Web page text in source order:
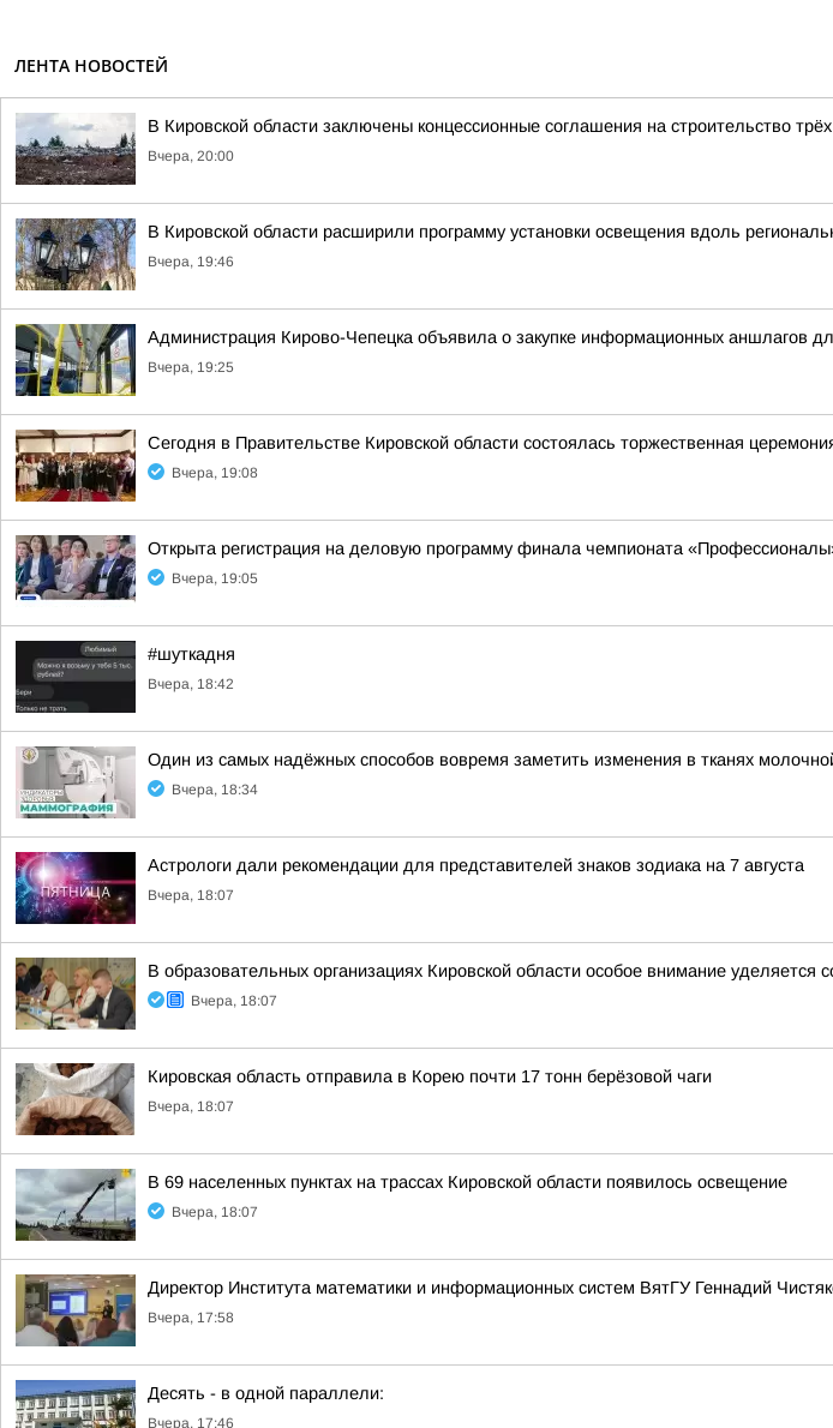
ЛЕНТА НОВОСТЕЙ
В Кировской области заключены концессионные соглашения на строительство
Вчера, 20:00
В Кировской области расширили программу установки освещения вдоль
Вчера, 19:46
Администрация Кирово-Чепецка объявила о закупке информационных аншлагов
Вчера, 19:25
Сегодня в Правительстве Кировской области состоялась торжественная
Вчера, 19:08
Открыта регистрация на деловую программу финала чемпионата
Вчера, 19:05
#шуткадня
Вчера, 18:42
Один из самых надёжных способов вовремя заметить изменения в тканях
Вчера, 18:34
Астрологи дали рекомендации для представителей знаков зодиака на 7 августа
Вчера, 18:07
В образовательных организациях Кировской области особое внимание уделяется
Вчера, 18:07
Кировская область отправила в Корею почти 17 тонн берёзовой чаги
Вчера, 18:07
В 69 населенных пунктах на трассах Кировской области появилось освещение
Вчера, 18:07
Директор Института математики и информационных систем ВятГУ Геннадий
Вчера, 17:58
Десять - в одной параллели:
Вчера, 17:46